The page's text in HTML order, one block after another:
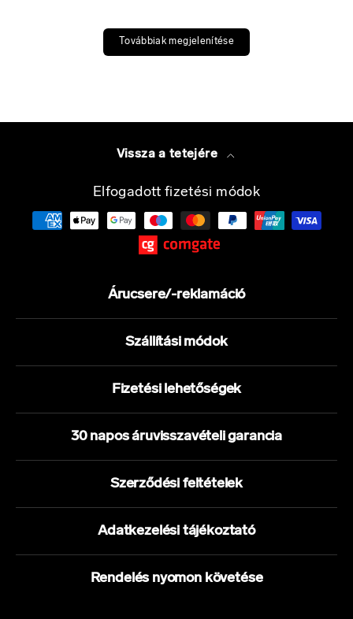
Továbbiak megjelenítése
Vissza a tetejére
Elfogadott fizetési módok
Árucsere/-reklamáció
Szállítási módok
Fizetési lehetőségek
30 napos áruvisszavételi garancia
Szerződési feltételek
Adatkezelési tájékoztató
Rendelés nyomon követése